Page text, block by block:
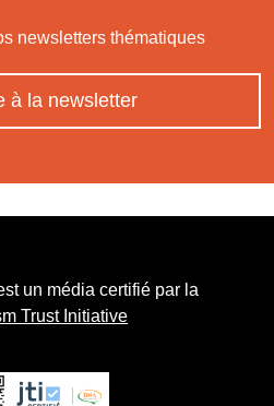
newsletters thématiques
à la newsletter
un média certifié par la
Trust Initiative